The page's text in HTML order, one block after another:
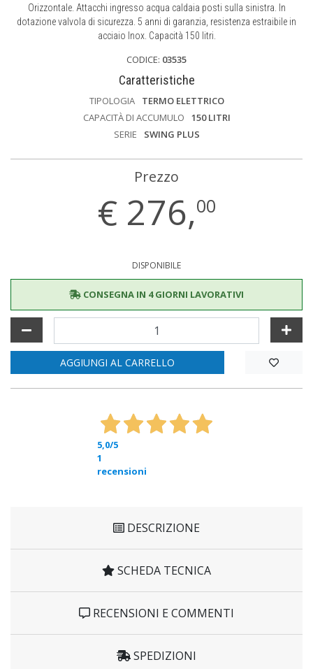
Orizzontale. Attacchi ingresso acqua caldaia posti sulla sinistra. In
dotazione valvola di sicurezza. 5 anni di garanzia, resistenza estraibile in
acciaio Inox. Capacità 150 litri.
CODICE: 03535
Caratteristiche
TIPOLOGIA
TERMO ELETTRICO
CAPACITÀ DI ACCUMULO
150 LITRI
SERIE
SWING PLUS
Prezzo
€ 276,00
DISPONIBILE
CONSEGNA IN 4 GIORNI LAVORATIVI
AGGIUNGI AL CARRELLO
5,0/5
1
recensioni
DESCRIZIONE
SCHEDA TECNICA
RECENSIONI E COMMENTI
SPEDIZIONI